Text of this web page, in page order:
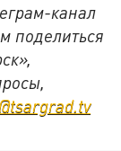
канал
поделиться